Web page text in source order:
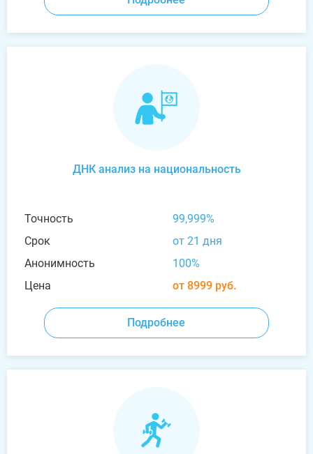
ДНК анализ на национальность
Точность
99,999%
Срок
от 21 дня
Анонимность
100%
Цена
от 8999 руб.
Подробнее